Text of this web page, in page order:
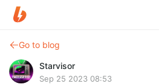
Go to blog
Starvisor
Sep 25 2023 08:53